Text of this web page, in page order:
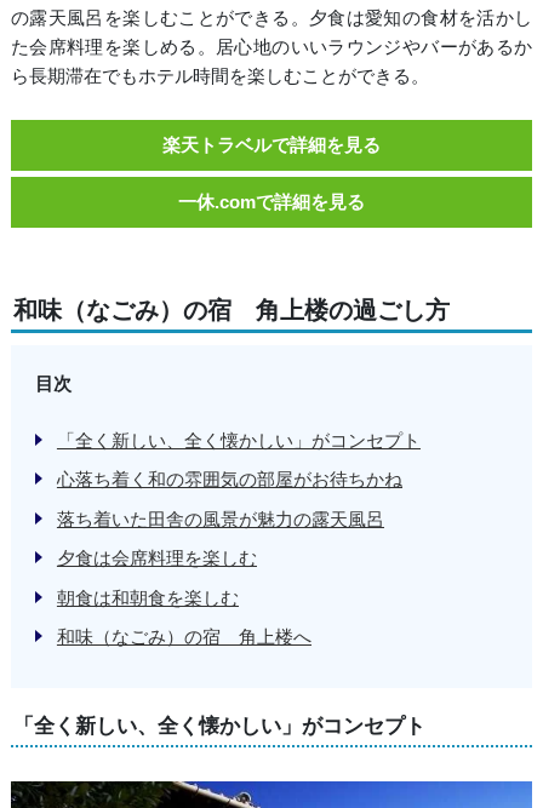
の露天風呂を楽しむことができる。夕食は愛知の食材を活かし
た会席料理を楽しめる。居心地のいいラウンジやバーがあるか
ら長期滞在でもホテル時間を楽しむことができる。
楽天トラベルで詳細を見る
一休.comで詳細を見る
和味（なごみ）の宿 角上楼の過ごし方
目次
「全く新しい、全く懐かしい」がコンセプト
心落ち着く和の雰囲気の部屋がお待ちかね
落ち着いた田舎の風景が魅力の露天風呂
夕食は会席料理を楽しむ
朝食は和朝食を楽しむ
和味（なごみ）の宿 角上楼へ
「全く新しい、全く懐かしい」がコンセプト